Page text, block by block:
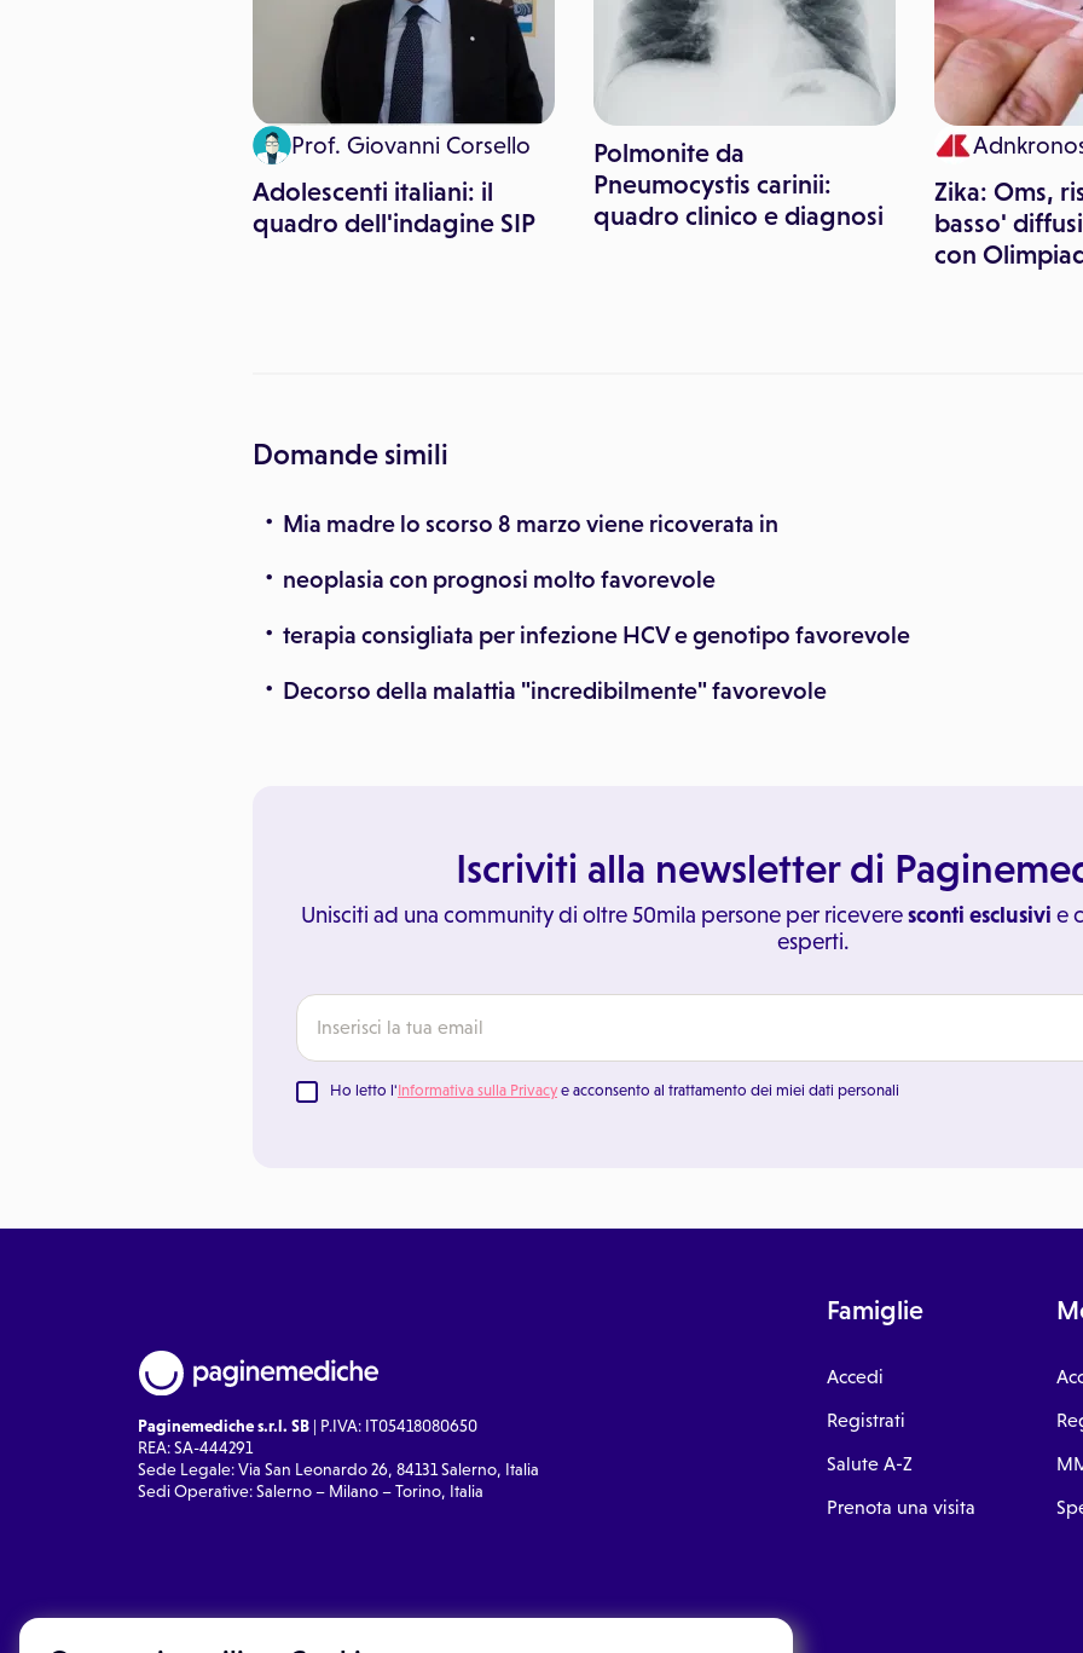
Prof. Giovanni Corsello
Adolescenti italiani: il
quadro dell'indagine SIP
Polmonite da
Pneumocystis carinii:
quadro clinico e diagnosi
Zika: Oms,
basso'
con
Domande simili
Mia madre lo scorso 8 marzo viene ricoverata in
neoplasia con prognosi molto favorevole
terapia consigliata per infezione HCV e genotipo favorevole
Decorso della malattia "incredibilmente" favorevole
Iscriviti alla newsletter di
Unisciti ad una community di oltre 50mila persone per riceveresconti esclusivi e
esperti.
Ho letto l'Informativa sulla Privacy e acconsento al trattamento dei miei dati personali
Paginemediche s.r.l. SB | P.IVA: IT05418080650
REA: SA-444291
Sede Legale: Via San Leonardo 26, 84131 Salerno, Italia
Sedi Operative: Salerno – Milano – Torino, Italia
Famiglie
Accedi
Registrati
Salute A-Z
Prenota una visita